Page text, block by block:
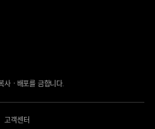
사ㆍ배포를 금합니다.
고객센터